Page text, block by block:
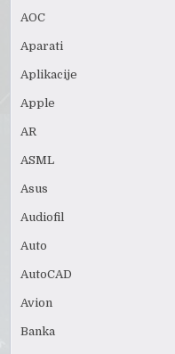
AOC
Aparati
Aplikacije
Apple
AR
ASML
Asus
Audiofil
Auto
AutoCAD
Avion
Banka